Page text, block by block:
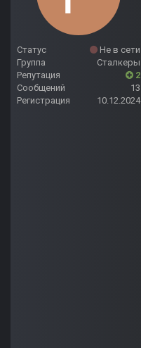
Статус
Не в сети
Группа
Сталкеры
Репутация
2
Сообщений
13
Регистрация
10.12.2024